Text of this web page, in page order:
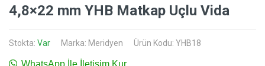
4,8×22 mm YHB Matkap Uçlu Vida
Stokta: Var Marka: Meridyen Ürün Kodu: YHB18
WhatsApp İle İletişim Kur